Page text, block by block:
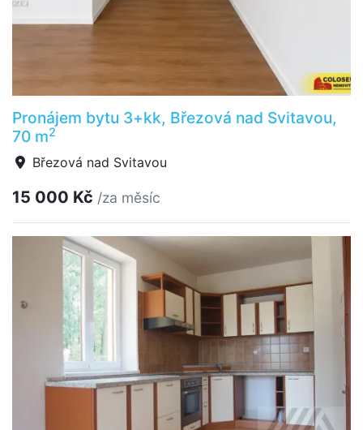
Pronájem bytu 3+kk, Březová nad Svitavou,
70 m2
Březová nad Svitavou
15 000 Kč /za měsíc